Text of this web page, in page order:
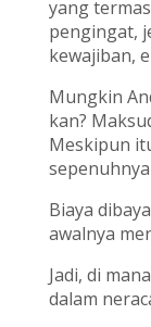
yang
pengingat,
kewajiban,
Mungkin
kan?
Meskipun
Biaya
awalnya
Jadi, di mana
dalam